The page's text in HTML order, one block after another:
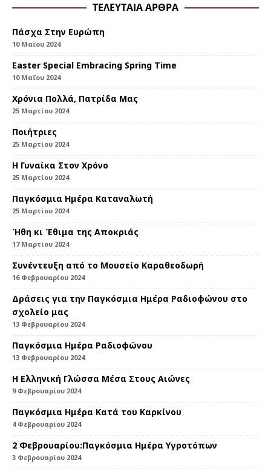
ΤΕΛΕΥΤΑΊΑ ΆΡΘΡΑ
Πάσχα Στην Ευρώπη
10 Μαΐου 2024
Εaster Special Embracing Spring Time
10 Μαΐου 2024
Χρόνια Πολλά, Πατρίδα Μας
25 Μαρτίου 2024
Ποιήτριες
25 Μαρτίου 2024
Η Γυναίκα Στον Χρόνο
25 Μαρτίου 2024
Παγκόσμια Ημέρα Καταναλωτή
25 Μαρτίου 2024
Ήθη κι Έθιμα της Αποκριάς
17 Μαρτίου 2024
Συνέντευξη από το Μουσείο Καραθεοδωρή
16 Φεβρουαρίου 2024
Δράσεις για την Παγκόσμια Ημέρα Ραδιοφώνου στο
σχολείο μας
13 Φεβρουαρίου 2024
Παγκόσμια Ημέρα Ραδιοφώνου
13 Φεβρουαρίου 2024
Η Ελληνική Γλώσσα Μέσα Στους Αιώνες
9 Φεβρουαρίου 2024
Παγκόσμια Ημέρα Κατά του Καρκίνου
4 Φεβρουαρίου 2024
2 Φεβρουαρίου:Παγκόσμια Ημέρα Υγροτόπων
3 Φεβρουαρίου 2024